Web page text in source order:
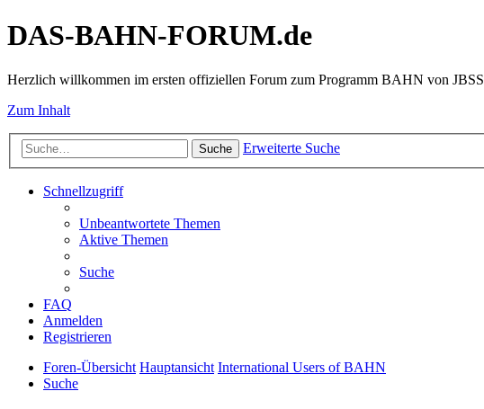
DAS-BAHN-FORUM.de
Herzlich willkommen im ersten offiziellen Forum zum Programm BAHN von JBSS
Zum Inhalt
Suche Erweiterte Suche
Schnellzugriff
Unbeantwortete Themen
Aktive Themen
Suche
FAQ
Anmelden
Registrieren
Foren-Übersicht Hauptansicht International Users of BAHN
Suche